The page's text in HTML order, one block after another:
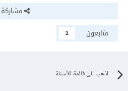
مشاركة
متابعون
2
اذهب إلى قائمة الأسئلة